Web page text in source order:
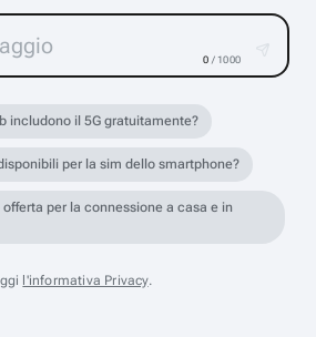
0 / 1000
includono il 5G gratuitamente?
per la sim dello smartphone?
per la connessione a casa e in
l'informativa Privacy.